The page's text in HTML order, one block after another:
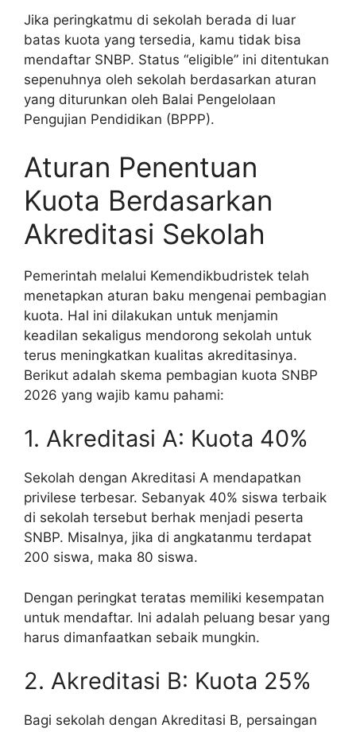
Jika peringkatmu di sekolah berada di luar
batas kuota yang tersedia, kamu tidak bisa
mendaftar SNBP. Status “eligible” ini ditentukan
sepenuhnya oleh sekolah berdasarkan aturan
yang diturunkan oleh Balai Pengelolaan
Pengujian Pendidikan (BPPP).
Aturan Penentuan
Kuota Berdasarkan
Akreditasi Sekolah
Pemerintah melalui Kemendikbudristek telah
menetapkan aturan baku mengenai pembagian
kuota. Hal ini dilakukan untuk menjamin
keadilan sekaligus mendorong sekolah untuk
terus meningkatkan kualitas akreditasinya.
Berikut adalah skema pembagian kuota SNBP
2026 yang wajib kamu pahami:
1. Akreditasi A: Kuota 40%
Sekolah dengan Akreditasi A mendapatkan
privilese terbesar. Sebanyak 40% siswa terbaik
di sekolah tersebut berhak menjadi peserta
SNBP. Misalnya, jika di angkatanmu terdapat
200 siswa, maka 80 siswa.
Dengan peringkat teratas memiliki kesempatan
untuk mendaftar. Ini adalah peluang besar yang
harus dimanfaatkan sebaik mungkin.
2. Akreditasi B: Kuota 25%
Bagi sekolah dengan Akreditasi B, persaingan